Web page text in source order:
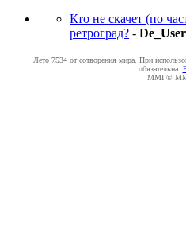
Кто не скачет (по
ретроград? - De_User
Лето 7534 от сотворения мира. При
обязательна.
MMI ©